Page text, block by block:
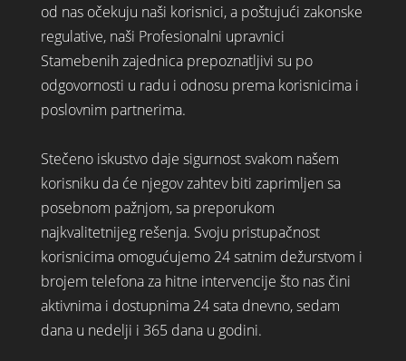
od nas očekuju naši korisnici, a poštujući zakonske
regulative, naši Profesionalni upravnici
Stamebenih zajednica prepoznatljivi su po
odgovornosti u radu i odnosu prema korisnicima i
poslovnim partnerima.
Stečeno iskustvo daje sigurnost svakom našem
korisniku da će njegov zahtev biti zaprimljen sa
posebnom pažnjom, sa preporukom
najkvalitetnijeg rešenja. Svoju pristupačnost
korisnicima omogućujemo 24 satnim dežurstvom i
brojem telefona za hitne intervencije što nas čini
aktivnima i dostupnima 24 sata dnevno, sedam
dana u nedelji i 365 dana u godini.